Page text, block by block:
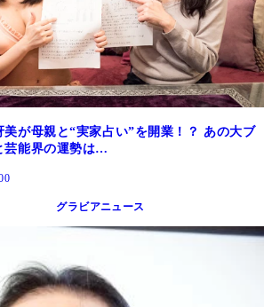
美が母親と“実家占い”を開業！？ あの大ブ
芸能界の運勢は…
グラビアニュース